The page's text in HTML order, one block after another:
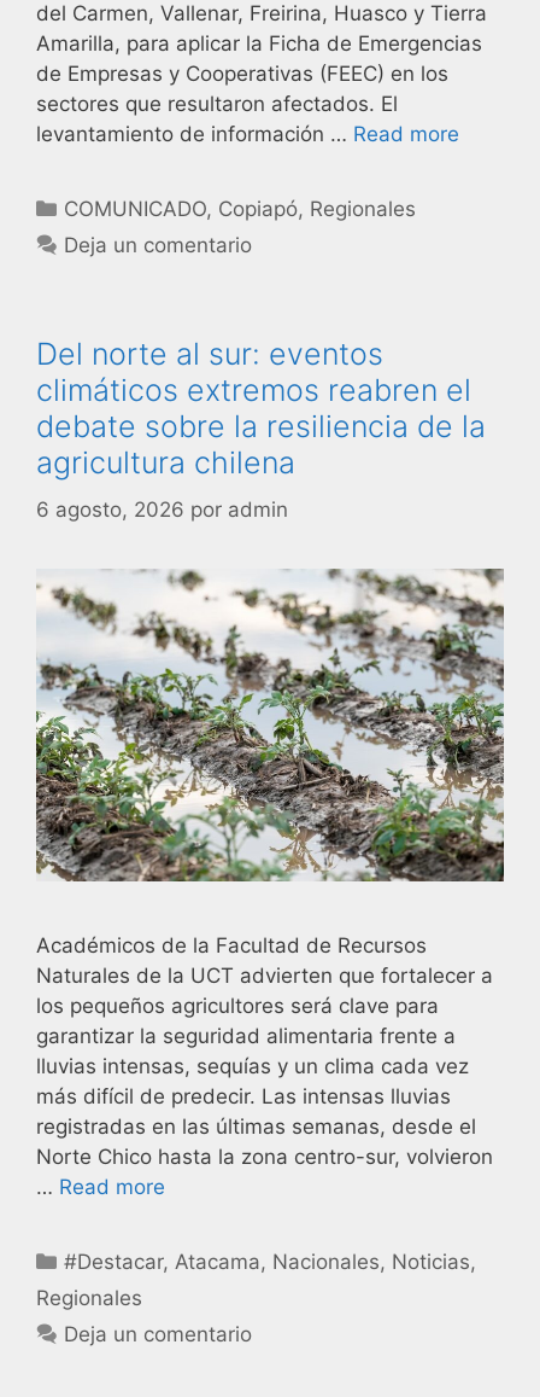
del Carmen, Vallenar, Freirina, Huasco y Tierra
Amarilla, para aplicar la Ficha de Emergencias
de Empresas y Cooperativas (FEEC) en los
sectores que resultaron afectados. El
levantamiento de información … Read more
COMUNICADO, Copiapó, Regionales
Deja un comentario
Del norte al sur: eventos
climáticos extremos reabren el
debate sobre la resiliencia de la
agricultura chilena
6 agosto, 2026 por admin
Académicos de la Facultad de Recursos
Naturales de la UCT advierten que fortalecer a
los pequeños agricultores será clave para
garantizar la seguridad alimentaria frente a
lluvias intensas, sequías y un clima cada vez
más difícil de predecir. Las intensas lluvias
registradas en las últimas semanas, desde el
Norte Chico hasta la zona centro-sur, volvieron
… Read more
#Destacar, Atacama, Nacionales, Noticias,
Regionales
Deja un comentario